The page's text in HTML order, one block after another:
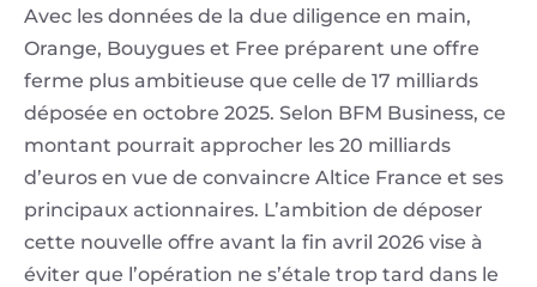
Avec les données de la due diligence en main,
Orange, Bouygues et Free préparent une offre
ferme plus ambitieuse que celle de 17 milliards
déposée en octobre 2025. Selon BFM Business, ce
montant pourrait approcher les 20 milliards
d’euros en vue de convaincre Altice France et ses
principaux actionnaires. L’ambition de déposer
cette nouvelle offre avant la fin avril 2026 vise à
éviter que l’opération ne s’étale trop tard dans le